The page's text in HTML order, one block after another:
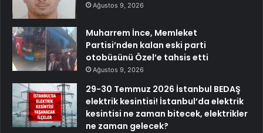
Ağustos 9, 2026
Muharrem İnce, Memleket
Partisi’nden kalan eski parti
otobüsünü Özel’e tahsis etti
Ağustos 9, 2026
29-30 Temmuz 2026 İstanbul BEDAŞ
elektrik kesintisi! İstanbul’da elektrik
kesintisi ne zaman bitecek, elektrikler
ne zaman gelecek?